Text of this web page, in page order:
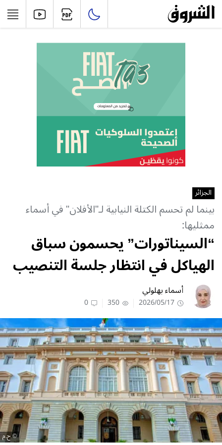
الجزائر
بينما لم تحسم الكتلة النيابية لـ"الأفلان" في أسماء
ممثليها:
“السيناتورات” يحسمون سباق
الهياكل في انتظار جلسة التنصيب
أسماء بهلولي
2026/05/17
350
0
ح.م